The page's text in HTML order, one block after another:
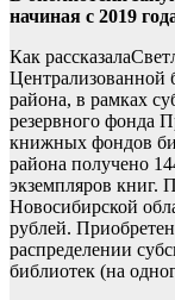
начиная с 2019
Как
Централизованной
района, в рамках
резервного фонда
книжных фондов
района получено
экземпляров книг.
Новосибирской
рублей.
распределении
библиотек (на